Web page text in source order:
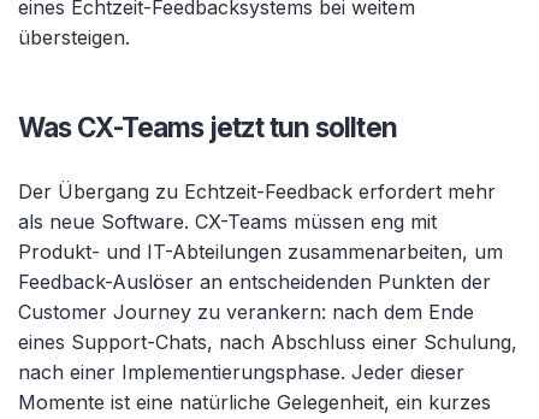
eines Echtzeit-Feedbacksystems bei weitem
übersteigen.
Was CX-Teams jetzt tun sollten
Der Übergang zu Echtzeit-Feedback erfordert mehr
als neue Software. CX-Teams müssen eng mit
Produkt- und IT-Abteilungen zusammenarbeiten, um
Feedback-Auslöser an entscheidenden Punkten der
Customer Journey zu verankern: nach dem Ende
eines Support-Chats, nach Abschluss einer Schulung,
nach einer Implementierungsphase. Jeder dieser
Momente ist eine natürliche Gelegenheit, ein kurzes